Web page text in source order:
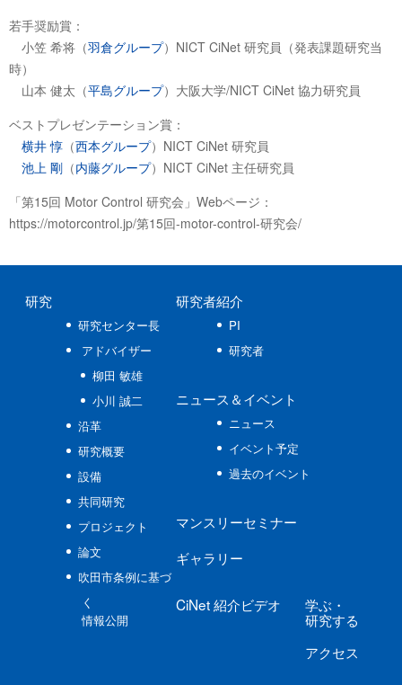
若手奨励賞：
小笠 希将（羽倉グループ）NICT CiNet 研究員（発表課題研究当
時）
山本 健太（平島グループ）大阪大学/NICT CiNet 協力研究員
ベストプレゼンテーション賞：
横井 惇（西本グループ）NICT CiNet 研究員
池上 剛（内藤グループ）NICT CiNet 主任研究員
「第15回 Motor Control 研究会」Webページ：
https://motorcontrol.jp/第15回-motor-control-研究会/
研究
研究センター長
アドバイザー
柳田 敏雄
小川 誠二
沿革
研究概要
設備
共同研究
プロジェクト
論文
吹田市条例に基づ
く
情報公開
研究者紹介
PI
研究者
ニュース ＆イベント
ニュース
イベント予定
過去のイベント
マンスリーセミナー
ギャラリー
CiNet紹介ビデオ 学ぶ ・
研究する
アクセス